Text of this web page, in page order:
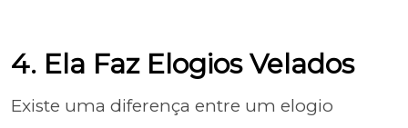
4. Ela Faz Elogios Velados
Existe uma diferença entre um elogio